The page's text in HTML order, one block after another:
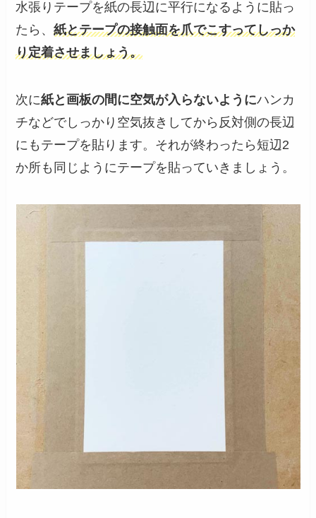
水張りテープを紙の長辺に平行になるように貼っ
たら、紙とテープの接触面を爪でこすってしっか
り定着させましょう。
次に紙と画板の間に空気が入らないようにハンカ
チなどでしっかり空気抜きしてから反対側の長辺
にもテープを貼ります。それが終わったら短辺2
か所も同じようにテープを貼っていきましょう。